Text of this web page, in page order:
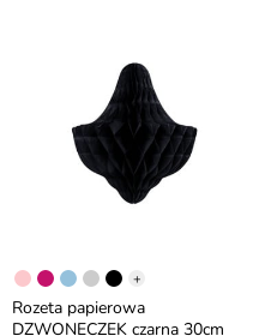
+
Rozeta papierowa
DZWONECZEK czarna 30cm